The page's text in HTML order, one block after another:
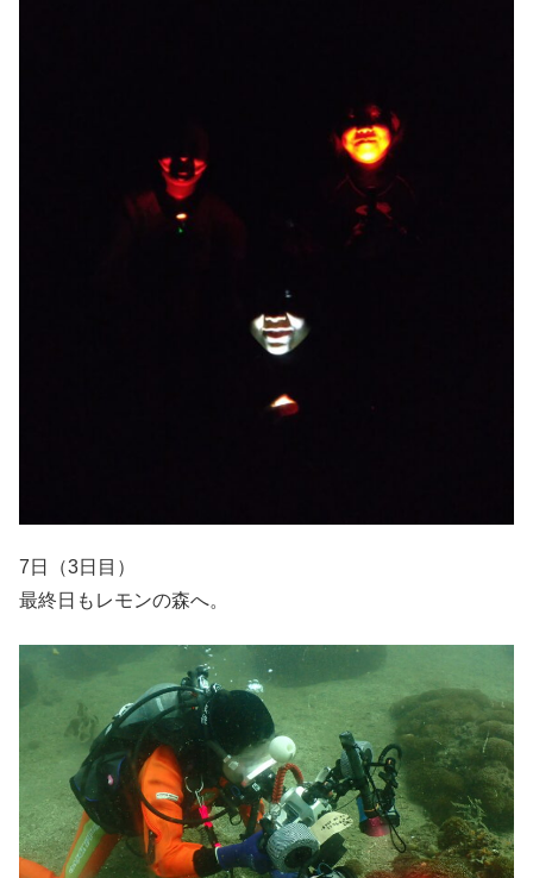
7日（3日目）
最終日もレモンの森へ。